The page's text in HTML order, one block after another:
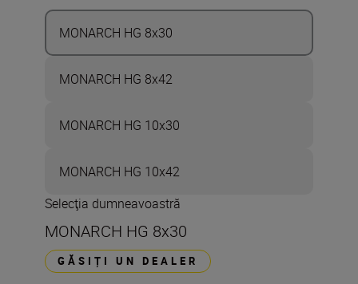
MONARCH HG 8x30
MONARCH HG 8x42
MONARCH HG 10x30
MONARCH HG 10x42
Selecţia dumneavoastră
MONARCH HG 8x30
GĂSIȚI UN DEALER